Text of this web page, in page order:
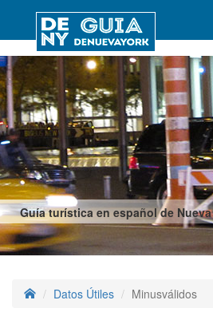
Guía turística en español de
Datos Útiles Minusválidos